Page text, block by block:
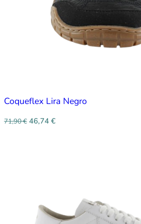
Coqueflex Lira Negro
71,90€ 46,74 €